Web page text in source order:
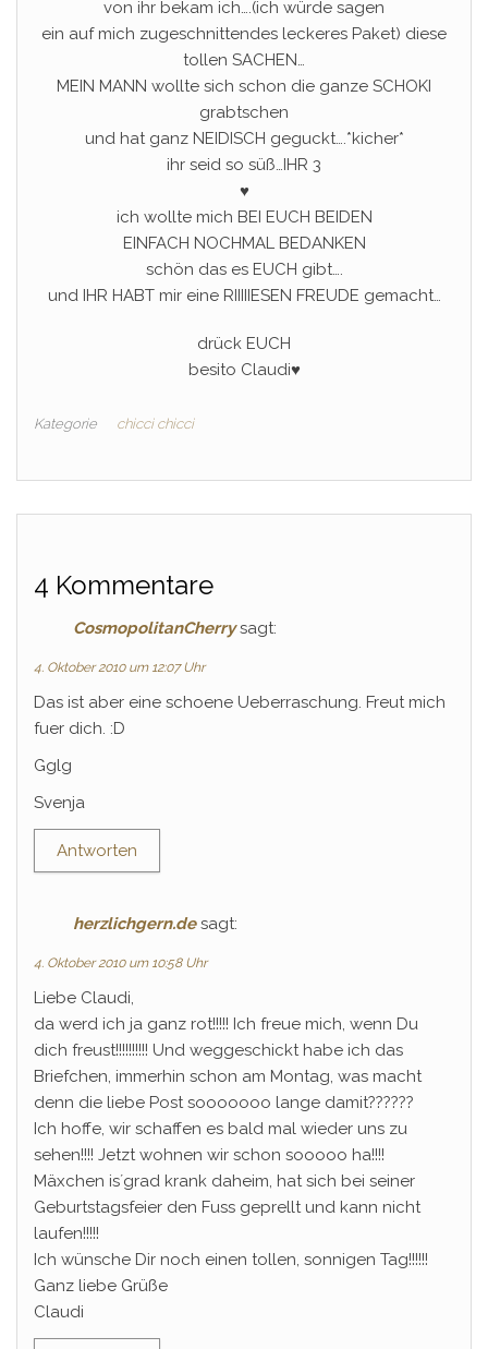
von ihr bekam ich….(ich würde sagen
ein auf mich zugeschnittendes leckeres Paket) diese
tollen SACHEN…
MEIN MANN wollte sich schon die ganze SCHOKI
grabtschen
und hat ganz NEIDISCH geguckt….*kicher*
ihr seid so süß…IHR 3
♥
ich wollte mich BEI EUCH BEIDEN
EINFACH NOCHMAL BEDANKEN
schön das es EUCH gibt….
und IHR HABT mir eine RIIIIIESEN FREUDE gemacht…
drück EUCH
besito Claudi♥
Kategorie chicci chicci
4 Kommentare
CosmopolitanCherry sagt:
4. Oktober 2010 um 12:07 Uhr
Das ist aber eine schoene Ueberraschung. Freut mich
fuer dich. :D
Gglg
Svenja
Antworten
herzlichgern.de sagt:
4. Oktober 2010 um 10:58 Uhr
Liebe Claudi,
da werd ich ja ganz rot!!!!! Ich freue mich, wenn Du
dich freust!!!!!!!!!! Und weggeschickt habe ich das
Briefchen, immerhin schon am Montag, was macht
denn die liebe Post sooooooo lange damit??????
Ich hoffe, wir schaffen es bald mal wieder uns zu
sehen!!!! Jetzt wohnen wir schon sooooo ha!!!!
Mäxchen is´grad krank daheim, hat sich bei seiner
Geburtstagsfeier den Fuss geprellt und kann nicht
laufen!!!!!
Ich wünsche Dir noch einen tollen, sonnigen Tag!!!!!!
Ganz liebe Grüße
Claudi